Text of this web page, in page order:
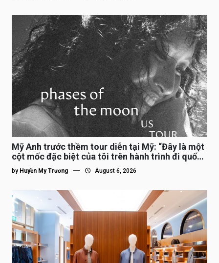
Mỹ Anh trước thềm tour diễn tại Mỹ: “Đây là một
cột mốc đặc biệt của tôi trên hành trình đi quốc
tế”
by Huyền My Trương August 6, 2026